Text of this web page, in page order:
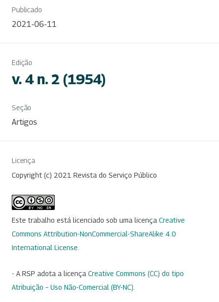
Publicado
2021-06-11
Edição
v. 4 n. 2 (1954)
Seção
Artigos
Licença
Copyright (c) 2021 Revista do Serviço Público
Este trabalho está licenciado sob uma licença Creative
Commons Attribution-NonCommercial-ShareAlike 4.0
International License
- A RSP adota a licença Creative Commons (CC) do tipo
Atribuição – Uso Não-Comercial (BY-NC)